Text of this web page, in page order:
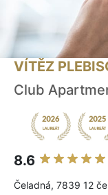
VÍTĚZ
Club
8.6
Čeladná, 7839 12